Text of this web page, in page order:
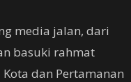
media jalan, dari
basuki rahmat
dan Pertamanan